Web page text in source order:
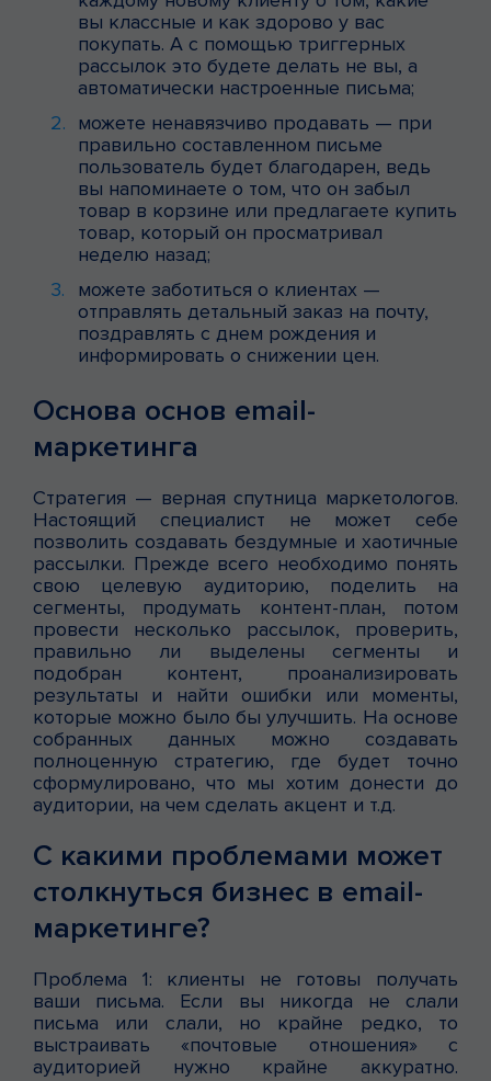
вы классные и как здорово у вас
покупать. А с помощью триггерных
рассылок это будете делать не вы, а
автоматически настроенные письма;
можете ненавязчиво продавать — при
правильно составленном письме
пользователь будет благодарен, ведь
вы напоминаете о том, что он забыл
товар в корзине или предлагаете купить
товар, который он просматривал
неделю назад;
можете заботиться о клиентах —
отправлять детальный заказ на почту,
поздравлять с днем рождения и
информировать о снижении цен.
Основа основ email-
маркетинга
Стратегия — верная спутница маркетологов.
Настоящий специалист не может себе
позволить создавать бездумные и хаотичные
рассылки. Прежде всего необходимо понять
свою целевую аудиторию, поделить на
сегменты, продумать контент-план, потом
провести несколько рассылок, проверить,
правильно ли выделены сегменты и
подобран контент, проанализировать
результаты и найти ошибки или моменты,
которые можно было бы улучшить. На основе
собранных данных можно создавать
полноценную стратегию, где будет точно
сформулировано, что мы хотим донести до
аудитории, на чем сделать акцент и т.д.
С какими проблемами может
столкнуться бизнес в email-
маркетинге?
Проблема 1: клиенты не готовы получать
ваши письма. Если вы никогда не слали
письма или слали, но крайне редко, то
выстраивать «почтовые отношения» с
аудиторией нужно крайне аккуратно.